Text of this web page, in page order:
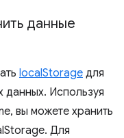
данные
localStorage для
данных. Используя
вы можете хранить
Для